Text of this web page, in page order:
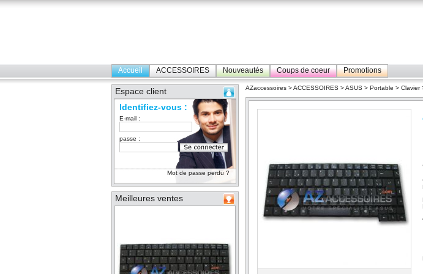
Accueil ACCESSOIRES Nouveautés Coups de coeur Promotions
Espace client
Identifiez-vous :
E-mail :
passe :
Mot de passe perdu ?
Meilleures ventes
AZaccessoires >ACCESSOIRES >ASUS > Portable > Clavier